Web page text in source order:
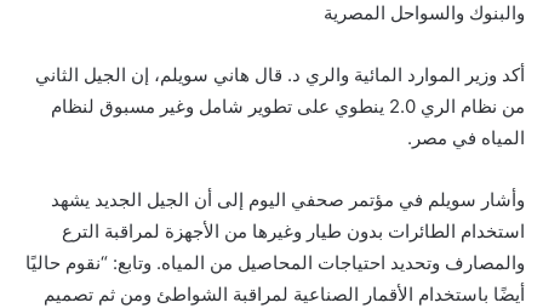
والبنوك والسواحل المصرية
أكد وزير الموارد المائية والري د. قال هاني سويلم، إن الجيل الثاني
من نظام الري 2.0 ينطوي على تطوير شامل وغير مسبوق لنظام
المياه في مصر.
وأشار سويلم في مؤتمر صحفي اليوم إلى أن الجيل الجديد يشهد
استخدام الطائرات بدون طيار وغيرها من الأجهزة لمراقبة الترع
والمصارف وتحديد احتياجات المحاصيل من المياه. وتابع: “نقوم حاليًا
أيضًا باستخدام الأقمار الصناعية لمراقبة الشواطئ ومن ثم تصميم